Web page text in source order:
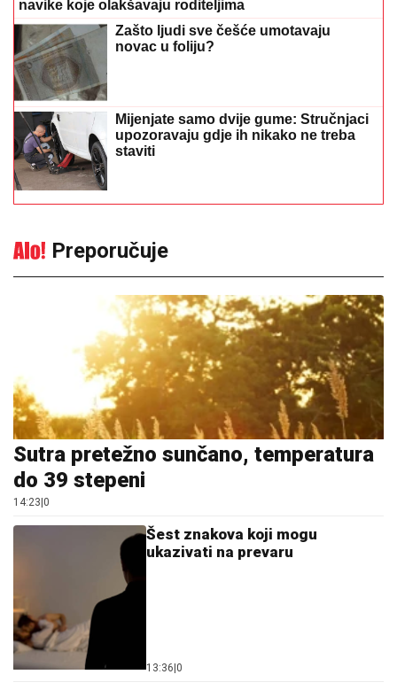
navike koje olakšavaju roditeljima
Zašto ljudi sve češće umotavaju
novac u foliju?
Mijenjate samo dvije gume: Stručnjaci
upozoravaju gdje ih nikako ne treba
staviti
Preporučuje
Sutra pretežno sunčano, temperatura
do 39 stepeni
14:23 0
Šest znakova koji mogu
ukazivati na prevaru
13:36 0